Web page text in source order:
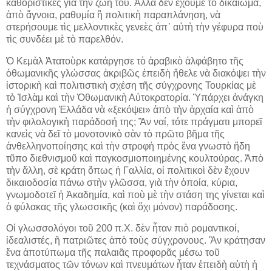
καθοριστικὲς γιὰ τὴν ζωή του. Ἀλλὰ δὲν ἔχουμε τὸ δικαίωμα,
ἀπὸ ἄγνοια, ραθυμία ἢ πολιτικὴ παραπλάνηση, νὰ
στερήσουμε τὶς μελλοντικὲς γενεὲς ἀπ᾿ αὐτὴ τὴν γέφυρα ποὺ
τὶς συνδέει μὲ τὸ παρελθόν.
Ὁ Κεμὰλ Ἀτατοὺρκ κατάργησε τὸ ἀραβικὸ ἀλφάβητο τῆς
ὀθωμανικῆς γλώσσας ἀκριβῶς ἐπειδὴ ἤθελε νὰ διακόψει τὴν
ἱστορικὴ καὶ πολιτιστικὴ σχέση τῆς σύγχρονης Τουρκίας μὲ
τὸ Ἰσλὰμ καὶ τὴν Ὀθωμανικὴ Αὐτοκρατορία. Ὑπάρχει ἀνάγκη
ἡ σύγχρονη Ἑλλάδα νὰ «ξεκόψει» ἀπὸ τὴν ἀρχαία καὶ ἀπὸ
τὴν φιλολογικὴ παράδοσή της; Ἂν ναί, τότε πράγματι μπορεῖ
κανεὶς νὰ δεῖ τὸ μονοτονικὸ σὰν τὸ πρῶτο βῆμα τῆς
ἀνθελληνοποίησης καὶ τὴν στροφὴ πρὸς ἕνα γνωστὸ ἤδη
τῦπο διεθνισμοῦ καὶ παγκοσμιοποιημένης κουλτούρας. Ἀπὸ
τὴν ἄλλη, σὲ κράτη ὅπως ἡ Γαλλία, οἱ πολιτικοὶ δὲν ἔχουν
δικαιοδοσία πάνω στὴν γλῶσσα, γιὰ τὴν ὁποία, κύρια,
γνωμοδοτεῖ ἡ Ἀκαδημία, καὶ ποὺ μὲ τὴν στάση της γίνεται καὶ
ὁ φύλακας τῆς γλωσσικῆς (καὶ ὄχι μόνον) παράδοσης.
Οἱ γλωσσολόγοι τοῦ 200 π.Χ. δὲν ἦταν πιὸ ρομαντικοί,
ἰδεαλιστές, ἢ πατριῶτες ἀπὸ τοὺς σύγχρονους. Ἂν κράτησαν
ἕνα ἀποτύπωμα τῆς παλαιᾶς προφορᾶς μέσω τοῦ
τεχνάσματος τῶν τόνων καὶ πνευμάτων ἦταν ἐπειδὴ αὐτὴ ἡ